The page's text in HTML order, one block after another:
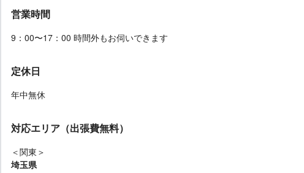
営業時間
9：00〜17：00 時間外もお伺いできます
定休日
年中無休
対応エリア（出張費無料）
＜関東＞
埼玉県